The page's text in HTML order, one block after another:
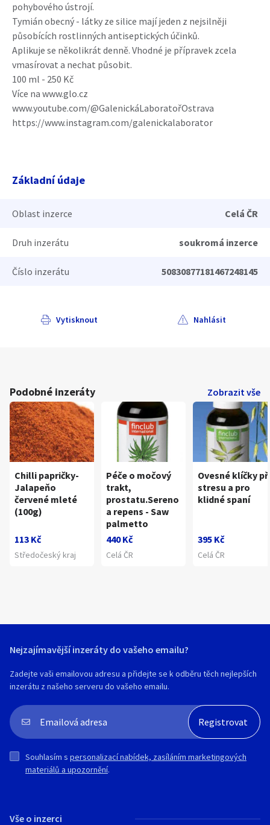
pohybového ústrojí.
Tymián obecný - látky ze silice mají jeden z nejsilněji
působících rostlinných antiseptických účinků.
Aplikuje se několikrát denně. Vhodné je přípravek zcela
vmasírovat a nechat působit.
100 ml - 250 Kč
Více na www.glo.cz
www.youtube.com/@GalenickáLaboratořOstrava
https://www.instagram.com/galenickalaborator
Základní údaje
Oblast inzerce Celá ČR
Druh inzerátu soukromá inzerce
Číslo inzerátu 50830877181467248145
Vytisknout Nahlásit
Podobné inzeráty Zobrazit vše
Chilli papričky-
Jalapeňo
červené mleté
(100g)
113 Kč
Středočeský kraj
Péče o močový
trakt,
prostatu.Sereno
a repens - Saw
palmetto
440 Kč
Celá ČR
Ovesné klíčky při
stresu a pro
klidné spaní
395 Kč
Celá ČR
Vše o inzerci
Nejzajímavější inzeráty do vašeho emailu?
Zadejte vaši emailovou adresu a přidejte se k odběru těch nejlepších
inzerátu z našeho serveru do vašeho emailu.
Souhlasím s personalizací nabídek, zasíláním marketingových
materiálů a upozornění.